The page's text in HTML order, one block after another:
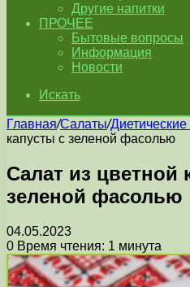
Другие напитки
ПРОЧЕЕ
Бытовые вопросы
Информация
Новости
Искать
Главная/Салаты/
капусты с зеленой фасолью
Салат из цветной
зеленой фасолью
04.05.2023
0 Время чтения: 1 минута